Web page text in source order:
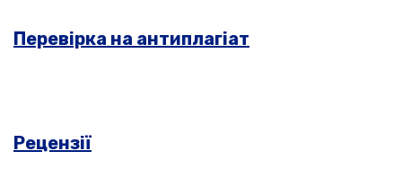
Перевірка на антиплагіат
Рецензії